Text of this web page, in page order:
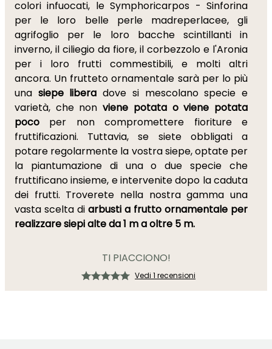
colori infuocati, le Symphoricarpos - Sinforina
per le loro belle perle madreperlacee, gli
agrifoglio per le loro bacche scintillanti in
inverno, il ciliegio da fiore, il corbezzolo e l'Aronia
per i loro frutti commestibili, e molti altri
ancora. Un frutteto ornamentale sarà per lo più
una siepe libera dove si mescolano specie e
varietà, che nonviene potata o viene potata
poco per non compromettere fioriture e
fruttificazioni. Tuttavia, se siete obbligati a
potare regolarmente la vostra siepe, optate per
la piantumazione di una o due specie che
fruttificano insieme, e intervenite dopo la caduta
dei frutti. Troverete nella nostra gamma una
vasta scelta di arbusti a frutto ornamentale per
realizzare siepi alte da 1 m a oltre 5 m.
TI PIACCIONO!
Vedi 1 recensioni